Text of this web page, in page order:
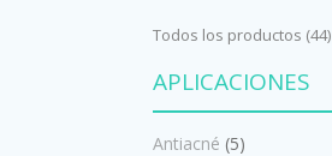
Todos los productos (44)
APLICACIONES
Antiacné (5)